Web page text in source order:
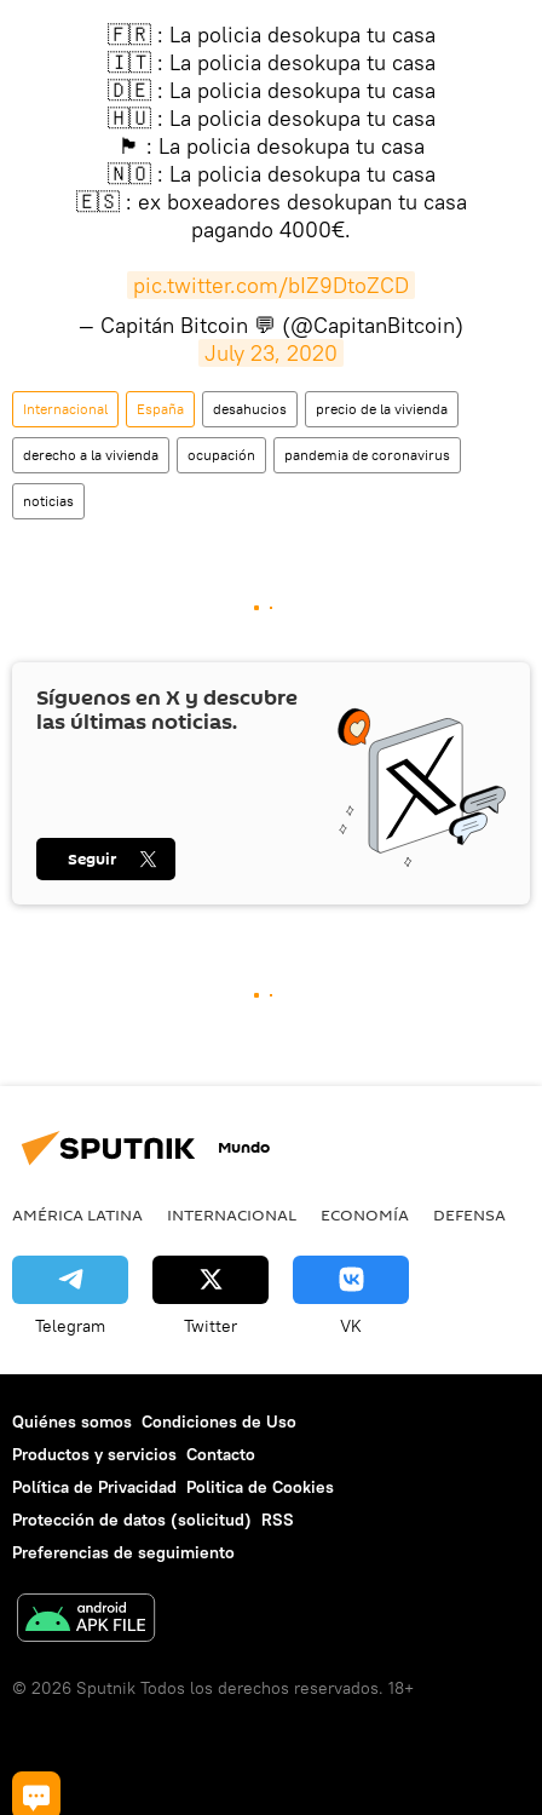
🇫🇷 : La policia desokupa tu casa
🇮🇹 : La policia desokupa tu casa
🇩🇪 : La policia desokupa tu casa
🇭🇺 : La policia desokupa tu casa
🏴󠁧󠁢󠁥󠁮󠁧󠁿 : La policia desokupa tu casa
🇳🇴 : La policia desokupa tu casa
🇪🇸 : ex boxeadores desokupan tu casa
pagando 4000€.
pic.twitter.com/bIZ9DtoZCD
— Capitán Bitcoin 💬 (@CapitanBitcoin)
July 23, 2020
Internacional España desahucios precio de la vivienda
derecho a la vivienda ocupación pandemia de coronavirus
noticias
Síguenos en X y descubre
las últimas noticias.
Seguir
Mundo
AMÉRICA LATINA INTERNACIONAL ECONOMÍA DEFENSA
Telegram Twitter VK
Quiénes somos Condiciones de Uso
Productos y servicios Contacto
Política de Privacidad Politica de Cookies
Protección de datos (solicitud) RSS
Preferencias de seguimiento
© 2026 Sputnik Todos los derechos reservados. 18+